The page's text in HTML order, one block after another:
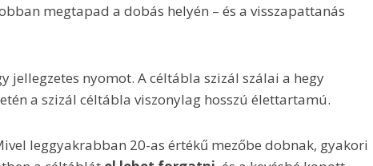
megtapad a dobás helyén – és a visszapattanás
jellegzetes nyomot. A céltábla szizál szálai a hegy
a szizál céltábla viszonylag hosszú élettartamú.
leggyakrabban 20-as értékű mezőbe dobnak, gyakori